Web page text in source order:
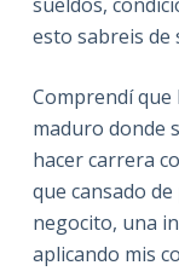
esto sabreis de
Comprendí que
maduro donde
hacer carrera
que cansado
negocito, una
aplicando mis